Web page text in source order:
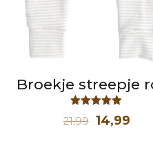
Broekje streepje
Waardering
5.00
21,99 14,99